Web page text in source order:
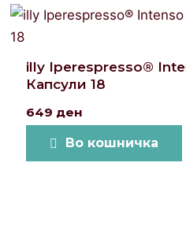
illy Iperespresso®
Капсули 18
649 ден
Во кошничка